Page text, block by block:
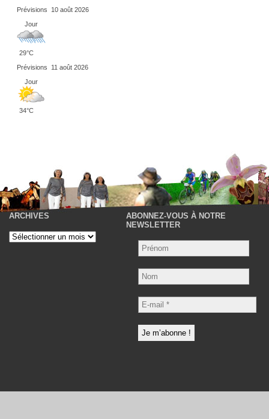
Prévisions
10 août 2026
Jour
29°C
Prévisions
11 août 2026
Jour
34°C
ARCHIVES
Archives
ABONNEZ-VOUS À NOTRE
NEWSLETTER
Nom
E-
mail
*